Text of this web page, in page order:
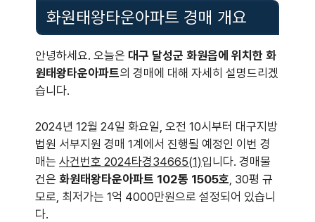
화원태왕타운아파트 경매 개요
안녕하세요. 오늘은 대구 달성군 화원읍에 위치한 화
원태왕타운아파트의 경매에 대해 자세히 설명드리겠
습니다.
2024년 12월 24일 화요일, 오전 10시부터 대구지방
법원 서부지원 경매 1계에서 진행될 예정인 이번 경
매는 사건번호 2024타경34665(1)입니다. 경매물
건은 화원태왕타운아파트 102동 1505호 , 30평 규
모로, 최저가는 1억 4000만원으로 설정되어 있습니
다.